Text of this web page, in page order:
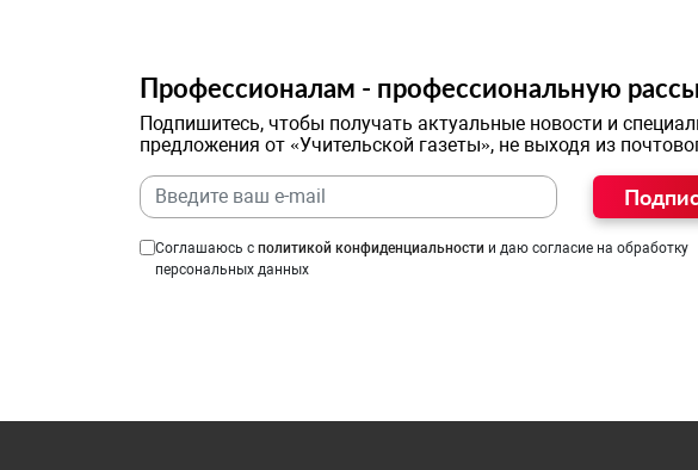
Профессионалам - профессиональную
Подпишитесь, чтобы получать актуальные новости и
предложения от «Учительской газеты», не выходя из
Соглашаюсь с политикой конфиденциальности и даю согласие на обработку
персональных данных